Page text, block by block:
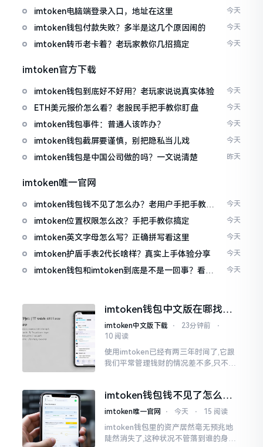
imtoken电脑端登录入口，地址在这里 今天
imtoken钱包付款失败？多半是这几个原因闹的 今天
imtoken转币老卡着？老玩家教你几招搞定 今天
imtoken官方下载
imtoken钱包到底好不好用？老玩家说说真实体验 今天
ETH美元报价怎么看？老股民手把手教你盯盘 今天
imtoken钱包事件：普通人该咋办？ 今天
imtoken钱包截屏要谨慎，别把隐私当儿戏 今天
imtoken钱包是中国公司做的吗？一文说清楚 昨天
imtoken唯一官网
imtoken钱包钱不见了怎么办？老用户手把手教你
找回
今天
imtoken位置权限怎么改？手把手教你搞定 今天
imtoken英文字母怎么写？正确拼写看这里 今天
imtoken护盾手表2代长啥样？真实上手体验分享 今天
imtoken钱包和imtoken到底是不是一回事？看完
今天
imtoken钱包中文版在哪找？
老手教你避坑
imtoken中文版下载 ⋅ 23分钟前
⋅
10 阅读
使用imtoken已经有两三年时间了,它跟
我们平常管理钱财的情况差不多,只不过
许许多多的链接
imtoken钱包钱不见了怎么
办？老用户手把手教你找回
imtoken唯一官网 ⋅ 今天 ⋅ 15 阅读
imtoken钱包里的资产居然毫无预兆地
陡然消失了,这种状况不管落到谁的身上,